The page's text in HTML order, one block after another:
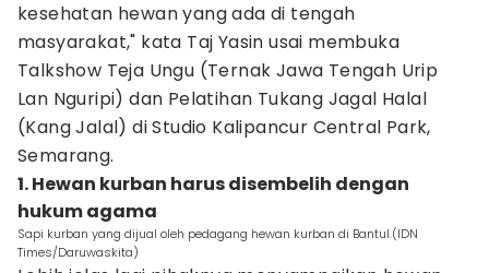
kesehatan hewan yang ada di tengah
masyarakat," kata Taj Yasin usai membuka
Talkshow Teja Ungu (Ternak Jawa Tengah Urip
Lan Nguripi) dan Pelatihan Tukang Jagal Halal
(Kang Jalal) di Studio Kalipancur Central Park,
Semarang.
1. Hewan kurban harus disembelih dengan
hukum agama
Sapi kurban yang dijual oleh pedagang hewan kurban di Bantul.(IDN
Times/Daruwaskita)